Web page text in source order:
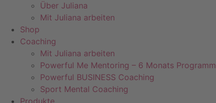
Über Juliana
Mit Juliana arbeiten
Shop
Coaching
Mit Juliana arbeiten
Powerful Me Mentoring – 6 Monats Programm
Powerful BUSINESS Coaching
Sport Mental Coaching